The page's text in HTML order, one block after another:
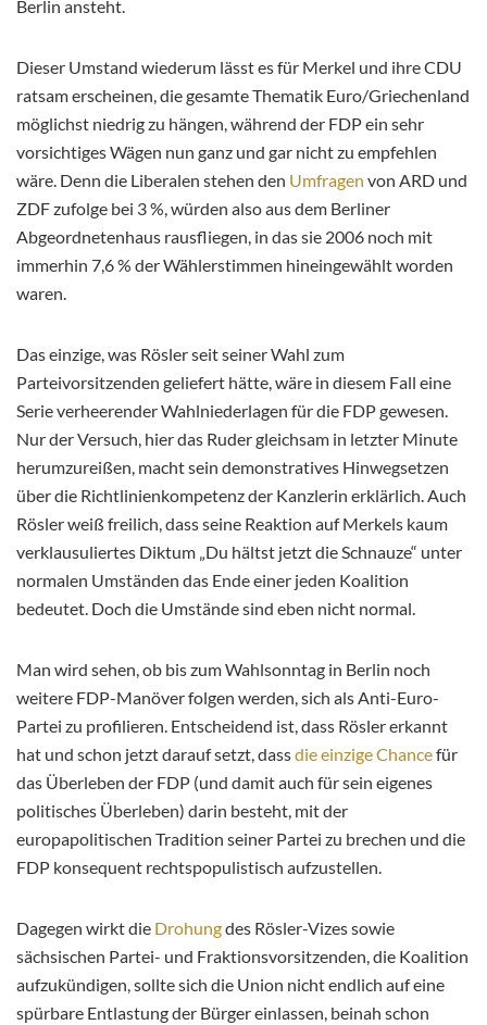
Berlin ansteht.
Dieser Umstand wiederum lässt es für Merkel und ihre CDU
ratsam erscheinen, die gesamte Thematik Euro/Griechenland
möglichst niedrig zu hängen, während der FDP ein sehr
vorsichtiges Wägen nun ganz und gar nicht zu empfehlen
wäre. Denn die Liberalen stehen den Umfragen von ARD und
ZDF zufolge bei 3 %, würden also aus dem Berliner
Abgeordnetenhaus rausfliegen, in das sie 2006 noch mit
immerhin 7,6 % der Wählerstimmen hineingewählt worden
waren.
Das einzige, was Rösler seit seiner Wahl zum
Parteivorsitzenden geliefert hätte, wäre in diesem Fall eine
Serie verheerender Wahlniederlagen für die FDP gewesen.
Nur der Versuch, hier das Ruder gleichsam in letzter Minute
herumzureißen, macht sein demonstratives Hinwegsetzen
über die Richtlinienkompetenz der Kanzlerin erklärlich. Auch
Rösler weiß freilich, dass seine Reaktion auf Merkels kaum
verklausuliertes Diktum „Du hältst jetzt die Schnauze“ unter
normalen Umständen das Ende einer jeden Koalition
bedeutet. Doch die Umstände sind eben nicht normal.
Man wird sehen, ob bis zum Wahlsonntag in Berlin noch
weitere FDP-Manöver folgen werden, sich als Anti-Euro-
Partei zu profilieren. Entscheidend ist, dass Rösler erkannt
hat und schon jetzt darauf setzt, dassdie einzige Chancefür
das Überleben der FDP (und damit auch für sein eigenes
politisches Überleben) darin besteht, mit der
europapolitischen Tradition seiner Partei zu brechen und die
FDP konsequent rechtspopulistisch aufzustellen.
Dagegen wirkt die Drohungdes Rösler-Vizes sowie
sächsischen Partei- und Fraktionsvorsitzenden, die Koalition
aufzukündigen, sollte sich die Union nicht endlich auf eine
spürbare Entlastung der Bürger einlassen, beinah schon